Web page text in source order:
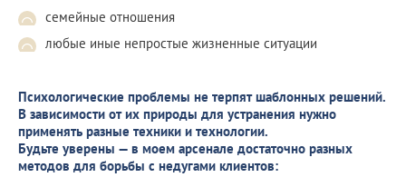
семейные отношения
любые иные непростые жизненные ситуации
Психологические проблемы не терпят шаблонных решений.
В зависимости от их природы для устранения нужно
применять разные техники и технологии.
Будьте уверены — в моем арсенале достаточно разных
методов для борьбы с недугами клиентов: